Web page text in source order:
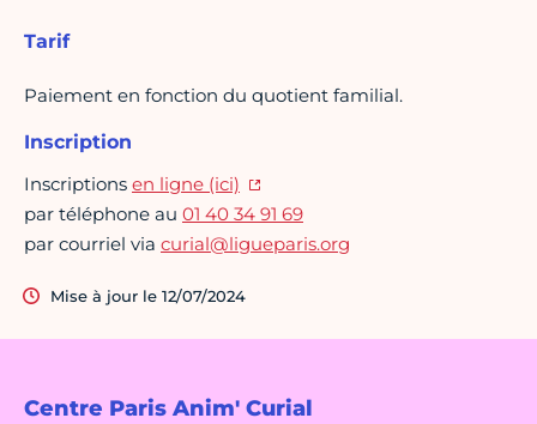
Centre Paris Anim' Curial
Tarif
Paiement en fonction du quotient familial.
Inscription
Inscriptions en ligne (ici)
par téléphone au 01 40 34 91 69
par courriel via curial@ligueparis.org
Mise à jour le 12/07/2024